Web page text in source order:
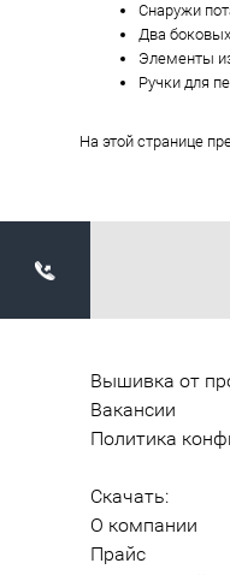
Снаружи
Два
Элементы
Ручки для
На этой странице
Вышивка от
Вакансии
Политика
Скачать:
О компании
Прайс